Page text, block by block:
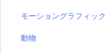
モーショングラフィック
動物